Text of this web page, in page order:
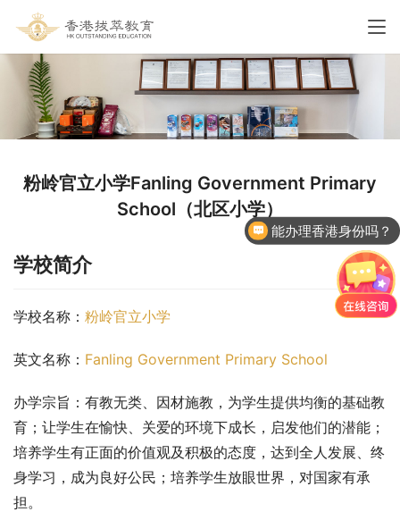
粉岭官立小学Fanling Government Primary
School（北区小学）
学校简介
学校名称： 粉岭官立小学
英文名称： Fanling Government Primary School
办学宗旨：有教无类、因材施教，为学生提供均衡的基础教
育；让学生在愉快、关爱的环境下成长，启发他们的潜能；
培养学生有正面的价值观及积极的态度，达到全人发展、终
身学习，成为良好公民；培养学生放眼世界，对国家有承
担。
能办理香港身份吗？